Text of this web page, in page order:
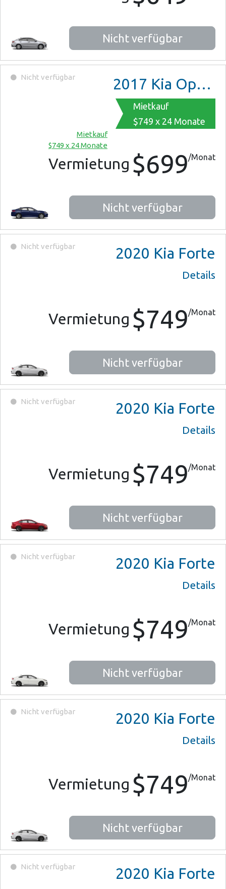
Nicht verfügbar
Nicht verfügbar 2017 Kia Optima
Mietkauf
$749 x 24 Monate
Mietkauf
$749 x 24 Monate
Vermietung $699/Monat
Nicht verfügbar
Nicht verfügbar 2020 Kia Forte
Details
Vermietung $749/Monat
Nicht verfügbar
Nicht verfügbar 2020 Kia Forte
Details
Vermietung $749/Monat
Nicht verfügbar
Nicht verfügbar 2020 Kia Forte
Details
Vermietung $749/Monat
Nicht verfügbar
Nicht verfügbar 2020 Kia Forte
Details
Vermietung $749/Monat
Nicht verfügbar
Nicht verfügbar 2020 Kia Forte